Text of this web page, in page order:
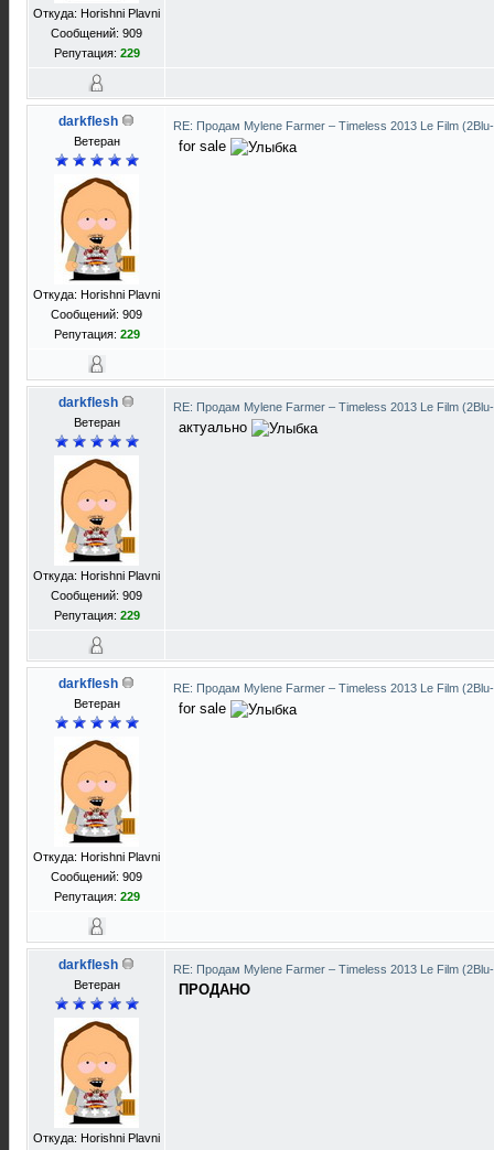
Откуда: Horishni Plavni
Сообщений: 909
Репутация: 229
darkflesh
Ветеран
Откуда: Horishni Plavni
Сообщений: 909
Репутация: 229
RE: Продам Mylene Farmer ‎– Timeless 2013 Le Film
for sale
darkflesh
Ветеран
Откуда: Horishni Plavni
Сообщений: 909
Репутация: 229
RE: Продам Mylene Farmer ‎– Timeless 2013 Le Film
актуально
darkflesh
Ветеран
Откуда: Horishni Plavni
Сообщений: 909
Репутация: 229
RE: Продам Mylene Farmer ‎– Timeless 2013 Le Film
for sale
darkflesh
Ветеран
Откуда: Horishni Plavni
RE: Продам Mylene Farmer ‎– Timeless 2013 Le Film
ПРОДАНО